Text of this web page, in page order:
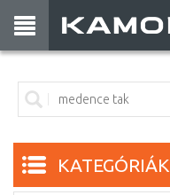
KATEGÓRIÁK